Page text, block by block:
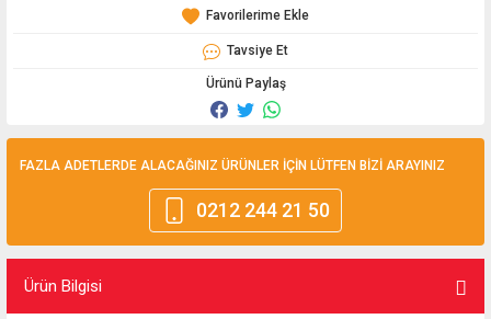
Tavsiye Et
Ürünü Paylaş
FAZLA ADETLERDE ALACAĞINIZ ÜRÜNLER İÇİN LÜTFEN BİZİ ARAYINIZ
0212 244 21 50
Ürün Bilgisi